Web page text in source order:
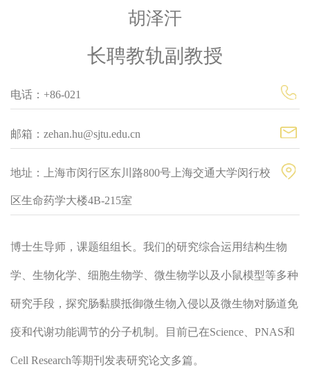
胡泽汗
长聘教轨副教授
电话：+86-021
邮箱：zehan.hu@sjtu.edu.cn
地址：上海市闵行区东川路800号上海交通大学闵行校
区生命药学大楼4B-215室
博士生导师，课题组组长。我们的研究综合运用结构生物
学、生物化学、细胞生物学、微生物学以及小鼠模型等多种
研究手段，探究肠黏膜抵御微生物入侵以及微生物对肠道免
疫和代谢功能调节的分子机制。目前已在Science、PNAS和
Cell Research等期刊发表研究论文多篇。